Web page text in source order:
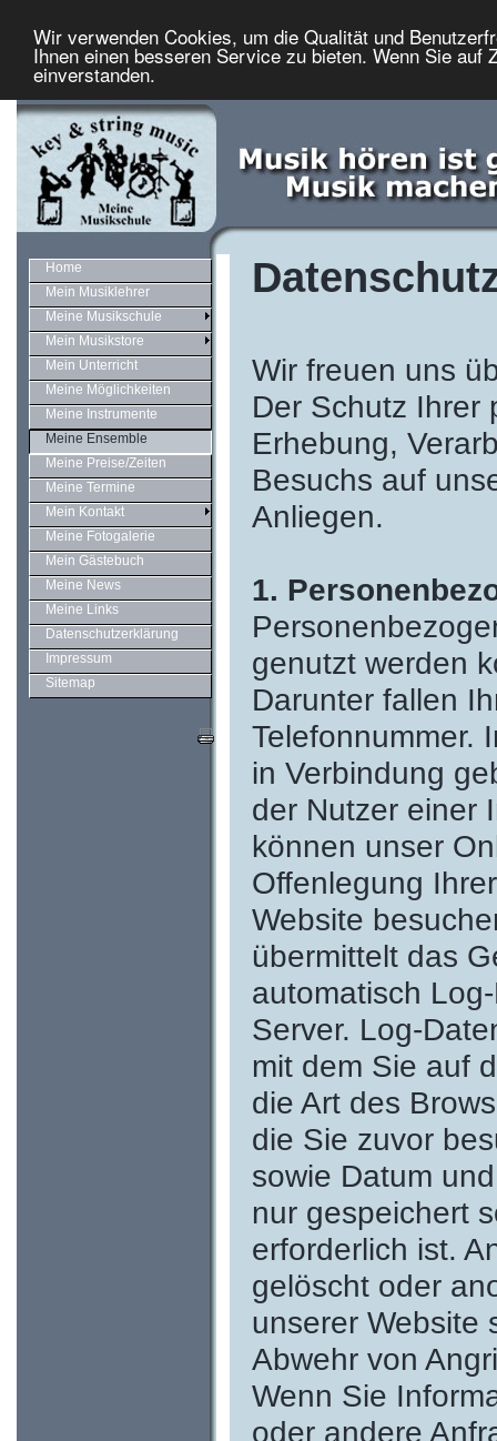
Wir verwenden Cookies, um die Qualität und
Ihnen einen besseren Service zu bieten. Wenn Sie
einverstanden.
Home
Mein Musiklehrer
Meine Musikschule
Mein Musikstore
Mein Unterricht
Meine Möglichkeiten
Meine Instrumente
Meine Ensemble
Meine Preise/Zeiten
Meine Termine
Mein Kontakt
Meine Fotogalerie
Mein Gästebuch
Meine News
Meine Links
Datenschutzerklärung
Impressum
Sitemap
Wir freuen uns
Der Schutz Ihrer
Erhebung,
Besuchs auf
Anliegen.
1.
genutzt werden
Darunter fallen
Telefonnummer.
in Verbindung
der Nutzer einer
können unser
Offenlegung
Website
übermittelt das
automatisch
Server. Log-
mit dem Sie auf
die Art des
die Sie zuvor
sowie Datum
nur gespeichert
erforderlich ist.
gelöscht oder
unserer Website
Abwehr von
Wenn Sie
oder andere